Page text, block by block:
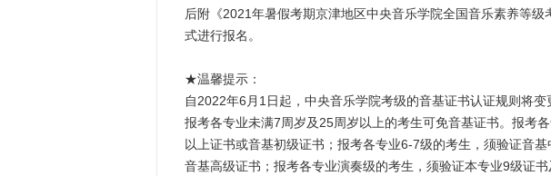
后附《2021年暑假考期京津地区中央音乐学院全国音乐素养等
式进行报名。
★温馨提示：
自2022年6月1日起，中央音乐学院考级的音基证书认证规则将变
报考各专业未满7周岁及25周岁以上的考生可免音基证书。报考
以上证书或音基初级证书；报考各专业6-7级的考生，须验证音
音基高级证书；报考各专业演奏级的考生，须验证本专业9级证书